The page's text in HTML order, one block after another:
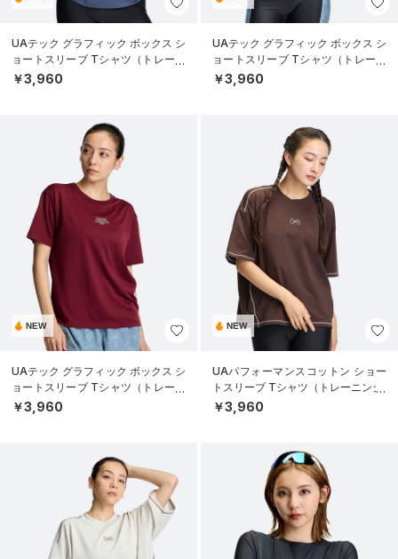
UAテック グラフィック ボックス シ
ョートスリーブ Tシャツ（トレーニ
ング/WOMEN）
￥3,960
UAテック グラフィック ボックス シ
ョートスリーブ Tシャツ（トレーニ
ング/WOMEN）
￥3,960
NEW
UAテック グラフィック ボックス シ
ョートスリーブ Tシャツ（トレーニ
ング/WOMEN）
￥3,960
NEW
UAパフォーマンスコットン ショー
トスリーブ Tシャツ（トレーニング/
WOMEN）
￥3,960